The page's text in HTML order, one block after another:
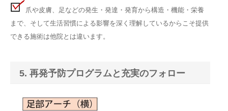
爪や皮膚、足などの発生・発達・発育から構造・機能・栄養
まで、そして生活習慣による影響を深く理解しているからこそ提供
できる施術は他院とは違います。
5. 再発予防プログラムと充実のフォロー